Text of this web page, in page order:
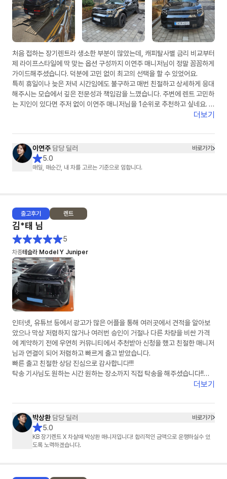
처음 접하는 장기렌트라 생소한 부분이 많았는데, 캐피탈사별 금리 비교부터
제 라이프스타일에 딱 맞는 옵션 구성까지 이연주 매니저님이 정말 꼼꼼하게
가이드해주셨습니다. 덕분에 고민 없이 최고의 선택을 할 수 있었어요.
​특히 휴일이나 늦은 저녁 시간임에도 불구하고 매번 친절하고 상세하게 응대
해주시는 모습에서 깊은 전문성과 책임감을 느꼈습니다. 주변에 렌트 고민하
는 지인이 있다면 주저 없이 이연주 매니저님을 1순위로 추천하고 싶네요. 마
지막까지 무사고를 기원하며 챙겨주신 선물도 차에 예쁘게 잘 달고 다니겠습
더보기
이연주 담당 딜러 바로가기
5.0
매일, 매순간, 내 차를 고르는 기준으로 임합니다.
출고후기 렌트
김*태 님
5
차종테슬라 Model Y Juniper
인터넷, 유튜브 등에서 광고가 많은 어플을 통해 여러곳에서 견적을 알아보
았으나 막상 저렴하지 않거나 여러번 승인이 거절나 다른 차량을 비싼 가격
에 계약하기 전에 우연히 커뮤니티에서 추천받아 신청을 했고 친절한 매니저
님과 연결이 되어 저렴하고 빠르게 출고 받았습니다.
빠른 출고 친절한 상담 진심으로 감사합니다!!!
탁송 기사님도 원하는 시간 원하는 장소까지 직접 탁송을 해주셨습니다!!
더보기
박상환 담당 딜러 바로가기
5.0
KB 장기렌트 X 차살때 박상환 매니저입니다! 합리적인 금액으로 운행하실수 있
도록 노력하겠습니다.